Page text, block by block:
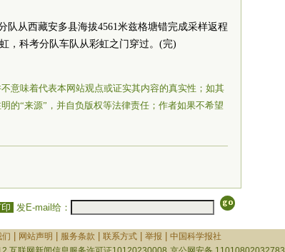
队从西藏安多县海拔4561米兹格塘错完成采样返程
，科考分队车队从彩虹之门穿过。(完)
意味着代表本网站观点或证实其内容的真实性；如其
的“来源”，并自负版权等法律责任；作者如果不希望
发E-mail给：
们 网站声明 服务条款 联系方式| 举报
中国科学报社